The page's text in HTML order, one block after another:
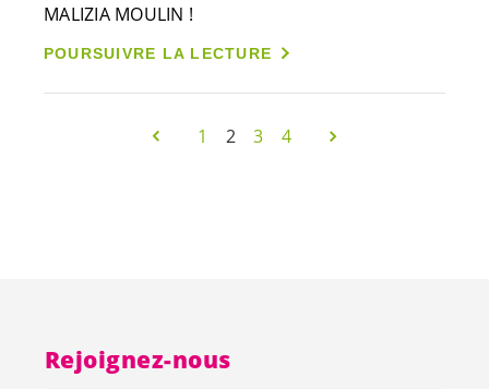
MALIZIA MOULIN !
POURSUIVRE LA LECTURE
1 2 3 4
Rejoignez-nous